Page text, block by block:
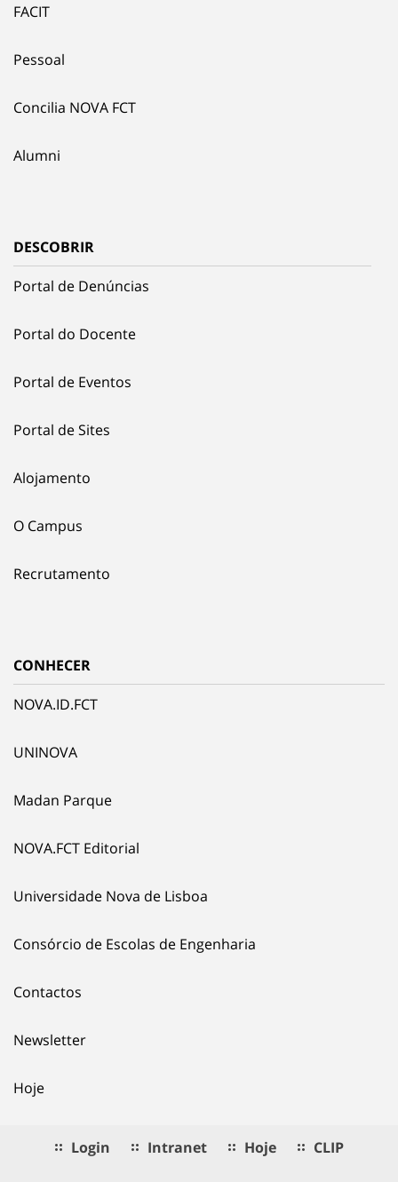
FACIT
Pessoal
Concilia NOVA FCT
Alumni
DESCOBRIR
Portal de Denúncias
Portal do Docente
Portal de Eventos
Portal de Sites
Alojamento
O Campus
Recrutamento
CONHECER
NOVA.ID.FCT
UNINOVA
Madan Parque
NOVA.FCT Editorial
Universidade Nova de Lisboa
Consórcio de Escolas de Engenharia
Contactos
Newsletter
Hoje
Login Intranet Hoje CLIP